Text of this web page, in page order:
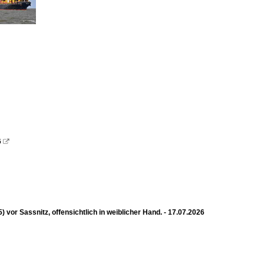

vor Sassnitz, offensichtlich in weiblicher Hand. - 17.07.2026